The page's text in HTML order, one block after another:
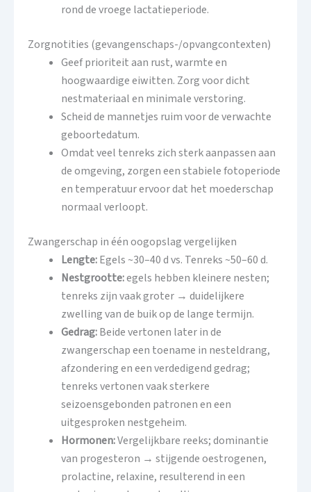
rond de vroege lactatieperiode.
Zorgnotities (gevangenschaps-/opvangcontexten)
Geef prioriteit aan rust, warmte en
hoogwaardige eiwitten. Zorg voor dicht
nestmateriaal en minimale verstoring.
Scheid de mannetjes ruim voor de verwachte
geboortedatum.
Omdat veel tenreks zich sterk aanpassen aan
de omgeving, zorgen een stabiele fotoperiode
en temperatuur ervoor dat het moederschap
normaal verloopt.
Zwangerschap in één oogopslag vergelijken
Lengte:Egels ~30–40 d vs. Tenreks ~50–60 d.
Nestgrootte:egels hebben kleinere nesten;
tenreks zijn vaak groter → duidelijkere
zwelling van de buik op de lange termijn.
Gedrag:Beide vertonen later in de
zwangerschap een toename in nesteldrang,
afzondering en een verdedigend gedrag;
tenreks vertonen vaak sterkere
seizoensgebonden patronen en een
uitgesproken nestgeheim.
Hormonen:Vergelijkbare reeks; dominantie
van progesteron → stijgende oestrogenen,
prolactine, relaxine, resulterend in een